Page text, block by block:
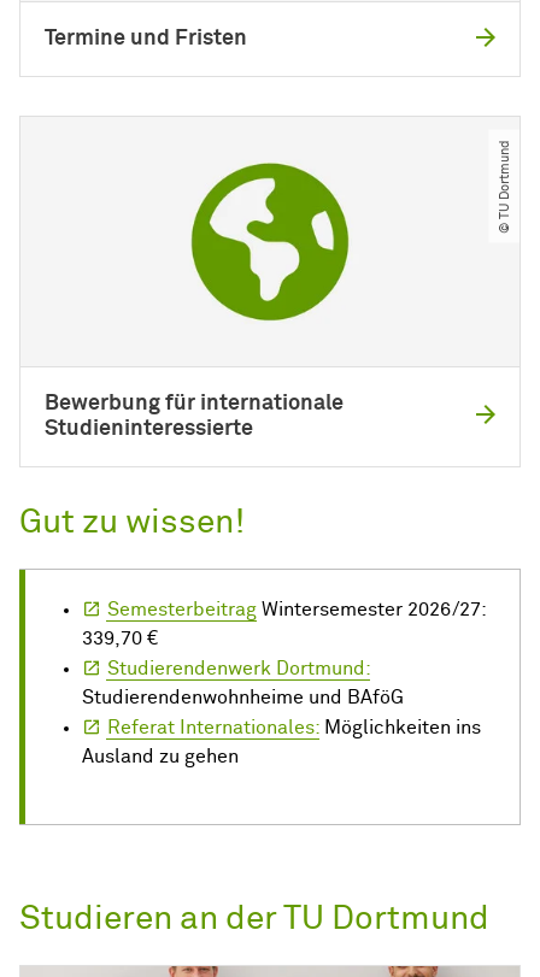
Termine und Fristen
© TU Dortmund
Bewerbung für internationale
Studieninteressierte
Gut zu wissen!
Semesterbeitrag Wintersemester 2026/27:
339,70 €
Studierendenwerk Dortmund:
Studierendenwohnheime und BAföG
Referat Internationales: Möglichkeiten ins
Ausland zu gehen
Studieren an der TU Dortmund